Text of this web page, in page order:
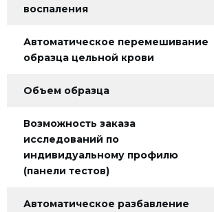
воспаления
Автоматическое перемешивание
образца цельной крови
Объем образца
Возможность заказа
исследований по
индивидуальному профилю
(панели тестов)
Автоматическое разбавление